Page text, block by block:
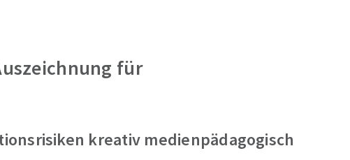
für
kreativ medienpädagogisch